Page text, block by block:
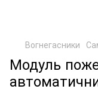
Вогнегасники
Модуль